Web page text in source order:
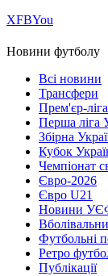
ХFBYou
Новини футболу
Всі новини
Трансфери
Прем'єр-
Перша ліга
Збірна
Кубок
Чемпіонат
Євро-2026
Євро U21
Новини
Футбольні
Ретро
Публікації